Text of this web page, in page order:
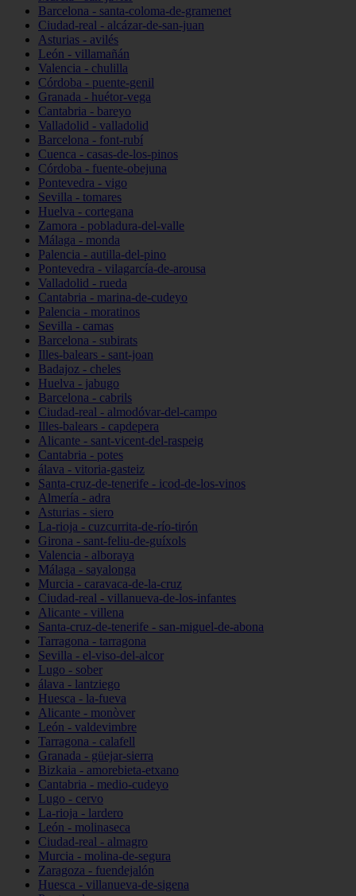
Barcelona - santa-coloma-de-gramenet
Ciudad-real - alcázar-de-san-juan
Asturias - avilés
León - villamañán
Valencia - chulilla
Córdoba - puente-genil
Granada - huétor-vega
Cantabria - bareyo
Valladolid - valladolid
Barcelona - font-rubí
Cuenca - casas-de-los-pinos
Córdoba - fuente-obejuna
Pontevedra - vigo
Sevilla - tomares
Huelva - cortegana
Zamora - pobladura-del-valle
Málaga - monda
Palencia - autilla-del-pino
Pontevedra - vilagarcía-de-arousa
Valladolid - rueda
Cantabria - marina-de-cudeyo
Palencia - moratinos
Sevilla - camas
Barcelona - subirats
Illes-balears - sant-joan
Badajoz - cheles
Huelva - jabugo
Barcelona - cabrils
Ciudad-real - almodóvar-del-campo
Illes-balears - capdepera
Alicante - sant-vicent-del-raspeig
Cantabria - potes
álava - vitoria-gasteiz
Santa-cruz-de-tenerife - icod-de-los-vinos
Almería - adra
Asturias - siero
La-rioja - cuzcurrita-de-río-tirón
Girona - sant-feliu-de-guíxols
Valencia - alboraya
Málaga - sayalonga
Murcia - caravaca-de-la-cruz
Ciudad-real - villanueva-de-los-infantes
Alicante - villena
Santa-cruz-de-tenerife - san-miguel-de-abona
Tarragona - tarragona
Sevilla - el-viso-del-alcor
Lugo - sober
álava - lantziego
Huesca - la-fueva
Alicante - monòver
León - valdevimbre
Tarragona - calafell
Granada - güejar-sierra
Bizkaia - amorebieta-etxano
Cantabria - medio-cudeyo
Lugo - cervo
La-rioja - lardero
León - molinaseca
Ciudad-real - almagro
Murcia - molina-de-segura
Zaragoza - fuendejalón
Huesca - villanueva-de-sigena